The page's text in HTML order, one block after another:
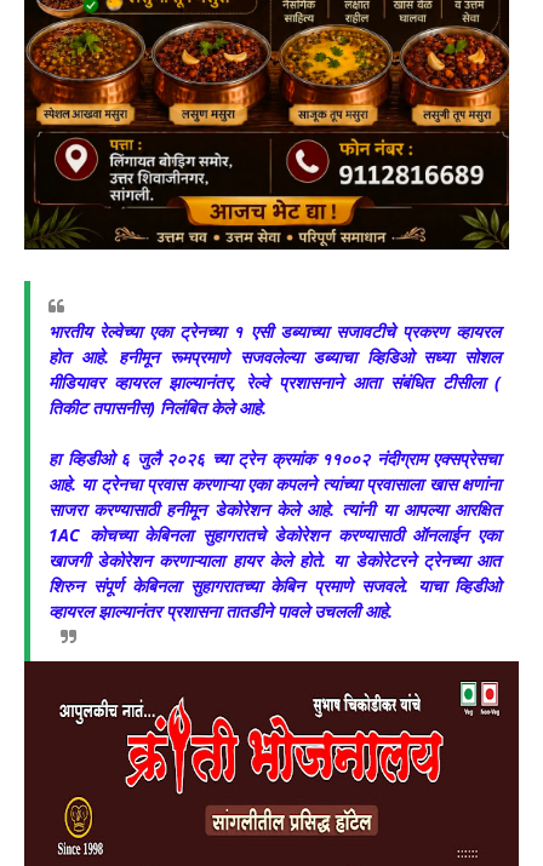
भारतीय रेल्वेच्या एका ट्रेनच्या १ एसी डब्याच्या सजावटीचे प्रकरण व्हायरल
होत आहे. हनीमून रूमप्रमाणे सजवलेल्या डब्याचा व्हिडिओ सध्या सोशल
मीडियावर व्हायरल झाल्यानंतर, रेल्वे प्रशासनाने आता संबंधित टीसीला (
तिकीट तपासनीस) निलंबित केले आहे.
हा व्हिडीओ ६ जुलै २०२६ च्या ट्रेन क्रमांक ११००२ नंदीग्राम एक्सप्रेसचा
आहे. या ट्रेनचा प्रवास करणाऱ्या एका कपलने त्यांच्या प्रवासाला खास क्षणांना
साजरा करण्यासाठी हनीमून डेकोरेशन केले आहे. त्यांनी या आपल्या आरक्षित
1AC कोचच्या केबिनला सुहागरातचे डेकोरेशन करण्यासाठी ऑनलाईन एका
खाजगी डेकोरेशन करणाऱ्याला हायर केले होते. या डेकोरेटरने ट्रेनच्या आत
शिरुन संपूर्ण केबिनला सुहागरातच्या केबिन प्रमाणे सजवले. याचा व्हिडीओ
व्हायरल झाल्यानंतर प्रशासना तातडीने पावले उचलली आहे.